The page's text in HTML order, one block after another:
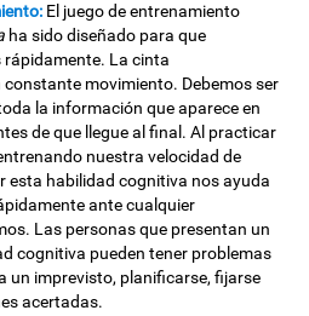
El juego de entrenamiento
ha sido diseñado para que
rápidamente. La cinta
movimiento. Debemos ser
la información que aparece en
de que llegue al final. Al practicar
nuestra velocidad de
esta habilidad cognitiva nos ayuda
ante cualquier
Las personas que presentan un
cognitiva pueden tener problemas
un imprevisto, planificarse, fijarse
acertadas.